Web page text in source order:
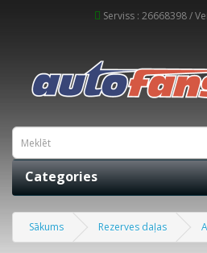
Serviss : 26668398 /
Categories
Sākums Rezerves daļas